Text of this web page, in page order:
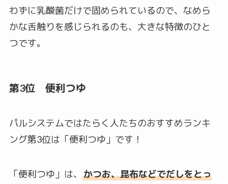
わずに乳酸菌だけで固められているので、なめら
かな舌触りを感じられるのも、大きな特徴のひと
つです。
第3位 便利つゆ
パルシステムではたらく人たちのおすすめランキ
ング第3位は「便利つゆ」です！
「便利つゆ」は、 かつお、昆布などでだしをとっ